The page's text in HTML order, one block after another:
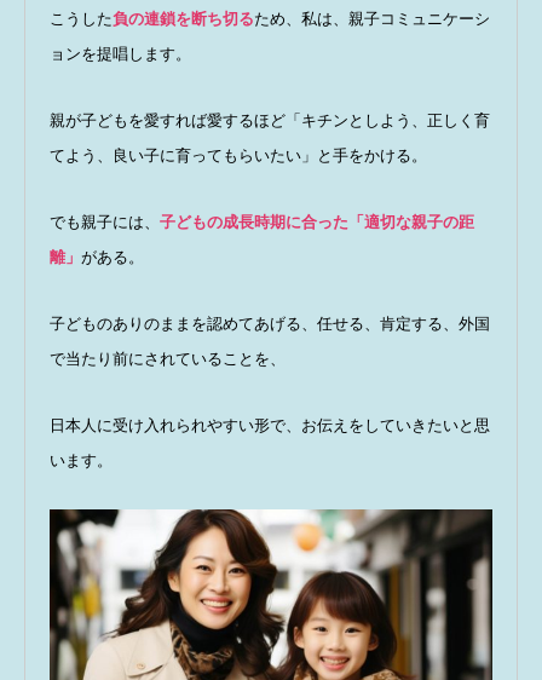
こうした負の連鎖を断ち切るため、私は、親子コミュニケーシ
ョンを提唱します。
親が子どもを愛すれば愛するほど「キチンとしよう、正しく育
てよう、良い子に育ってもらいたい」と手をかける。
でも親子には、 子どもの成長時期に合った「適切な親子の距
離」 がある。
子どものありのままを認めてあげる、任せる、肯定する、外国
で当たり前にされていることを、
日本人に受け入れられやすい形で、お伝えをしていきたいと思
います。